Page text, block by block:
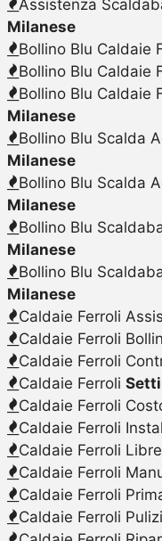
Assistenza
Milanese
Bollino Blu Caldaie
Bollino Blu Caldaie
Bollino Blu Caldaie
Milanese
Bollino Blu Scalda
Milanese
Bollino Blu Scalda
Milanese
Bollino Blu
Milanese
Bollino Blu
Milanese
Caldaie Ferroli
Caldaie Ferroli
Caldaie Ferroli
Caldaie Ferroli
Caldaie Ferroli
Caldaie Ferroli
Caldaie Ferroli
Caldaie Ferroli
Caldaie Ferroli
Caldaie Ferroli